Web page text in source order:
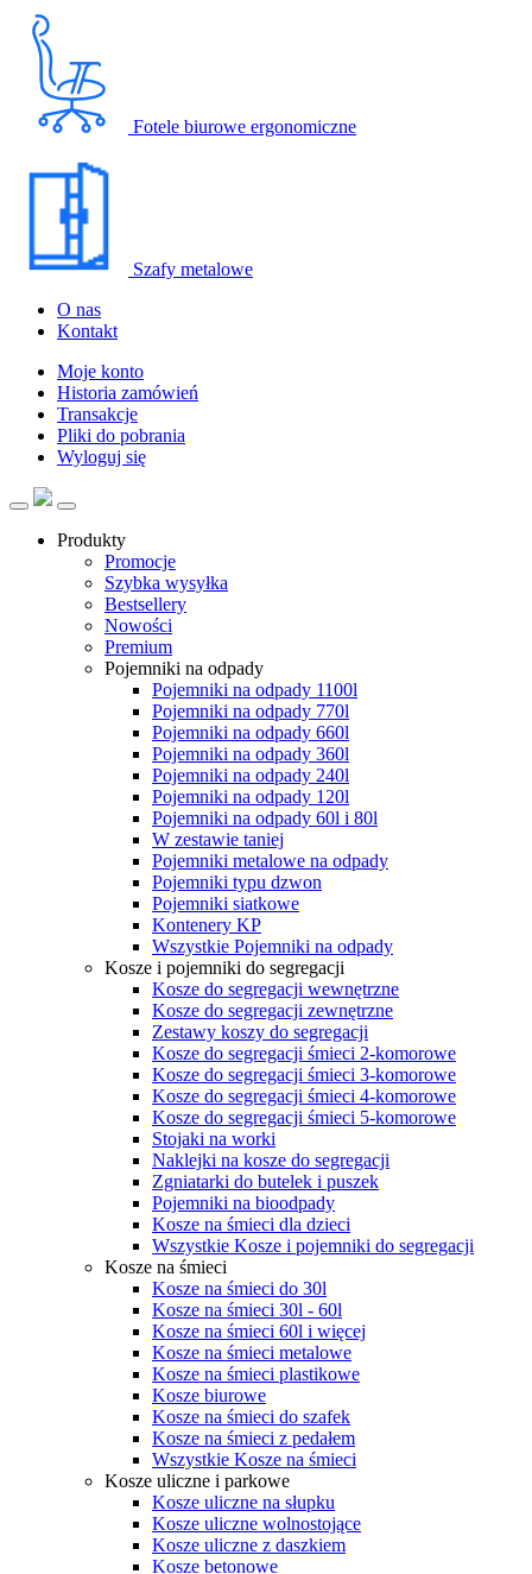
Fotele biurowe ergonomiczne
Szafy metalowe
O nas
Kontakt
Moje konto
Historia zamówień
Transakcje
Pliki do pobrania
Wyloguj się
Produkty
Promocje
Szybka wysyłka
Bestsellery
Nowości
Premium
Pojemniki na odpady
Pojemniki na odpady 1100l
Pojemniki na odpady 770l
Pojemniki na odpady 660l
Pojemniki na odpady 360l
Pojemniki na odpady 240l
Pojemniki na odpady 120l
Pojemniki na odpady 60l i 80l
W zestawie taniej
Pojemniki metalowe na odpady
Pojemniki typu dzwon
Pojemniki siatkowe
Kontenery KP
Wszystkie Pojemniki na odpady
Kosze i pojemniki do segregacji
Kosze do segregacji wewnętrzne
Kosze do segregacji zewnętrzne
Zestawy koszy do segregacji
Kosze do segregacji śmieci 2-komorowe
Kosze do segregacji śmieci 3-komorowe
Kosze do segregacji śmieci 4-komorowe
Kosze do segregacji śmieci 5-komorowe
Stojaki na worki
Naklejki na kosze do segregacji
Zgniatarki do butelek i puszek
Pojemniki na bioodpady
Kosze na śmieci dla dzieci
Wszystkie Kosze i pojemniki do segregacji
Kosze na śmieci
Kosze na śmieci do 30l
Kosze na śmieci 30l - 60l
Kosze na śmieci 60l i więcej
Kosze na śmieci metalowe
Kosze na śmieci plastikowe
Kosze biurowe
Kosze na śmieci do szafek
Kosze na śmieci z pedałem
Wszystkie Kosze na śmieci
Kosze uliczne i parkowe
Kosze uliczne na słupku
Kosze uliczne wolnostojące
Kosze uliczne z daszkiem
Kosze betonowe